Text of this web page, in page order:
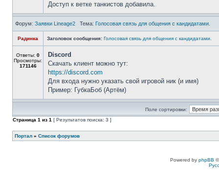
Доступ к ветке танкистов добавила.
Форум: Заявки Lineage2 Тема: Голосовая связь для общения с кандидатами.
Радинка Заголовок сообщения: Голосовая связь для общения с кандидатами.
Ответы: 0
Просмотры:
171146
Discord
Скачать клиент можно тут:
https://discord.com
Для входа нужно указать свой игровой ник (и имя)
Пример: ГубкаБоб (Артём)
Поле сортировки:
Страница 1 из 1 [ Результатов поиска: 3 ]
Портал » Список форумов
Powered by phpBB